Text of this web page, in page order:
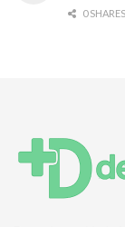
0 SHARES